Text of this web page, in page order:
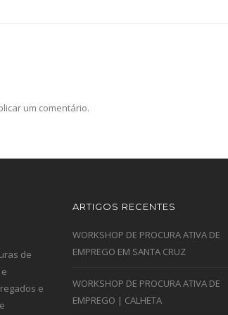
um comentário.
de
e
ARTIGOS RECENTES
WORKSHOP DE PROCURA ATIVA DE
EMPREGO EM SANTA CRUZ
WORKSHOP DE PROCURA ATIVA DE
EMPREGO | CALHETA